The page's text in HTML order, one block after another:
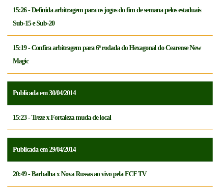
15:26 - Definida arbitragem para os jogos do fim de semana pelos estaduais
Sub-15 e Sub-20
15:19 - Confira arbitragem para 6ª rodada do Hexagonal do Cearense New
Magic
Publicada em 30/04/2014
15:23 - Treze x Fortaleza muda de local
Publicada em 29/04/2014
20:49 - Barbalha x Nova Russas ao vivo pela FCF TV